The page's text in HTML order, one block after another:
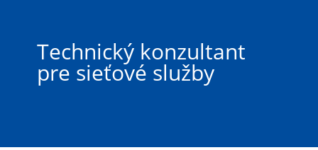
Technický konzultant
pre sieťové služby